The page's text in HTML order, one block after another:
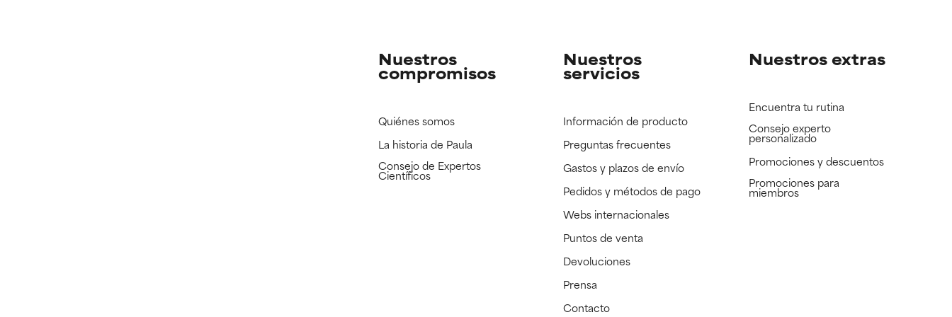
Nuestros
compromisos
Quiénes somos
La historia de Paula
Consejo de Expertos
Científicos
Nuestros
servicios
Información de producto
Preguntas frecuentes
Gastos y plazos de envío
Pedidos y métodos de pago
Webs internacionales
Puntos de venta
Devoluciones
Prensa
Contacto
Nuestros extras
Encuentra tu rutina
Consejo experto
personalizado
Promociones y descuentos​
Promociones para
miembros